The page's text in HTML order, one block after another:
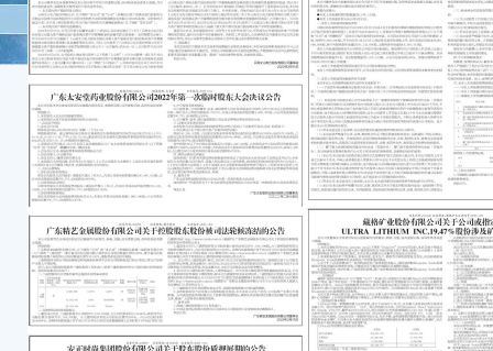
本
内容
漏，
法律
重
●股
本